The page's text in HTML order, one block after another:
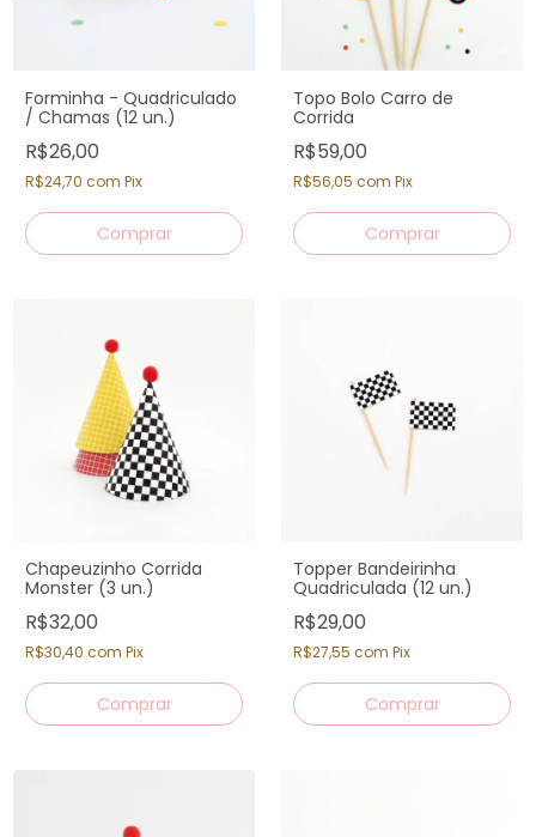
Forminha - Quadriculado
/ Chamas (12 un.)
R$26,00
R$24,70 com Pix
Topo Bolo Carro de
Corrida
R$59,00
R$56,05 com Pix
Chapeuzinho Corrida
Monster (3 un.)
R$32,00
R$30,40 com Pix
Topper Bandeirinha
Quadriculada (12 un.)
R$29,00
R$27,55 com Pix